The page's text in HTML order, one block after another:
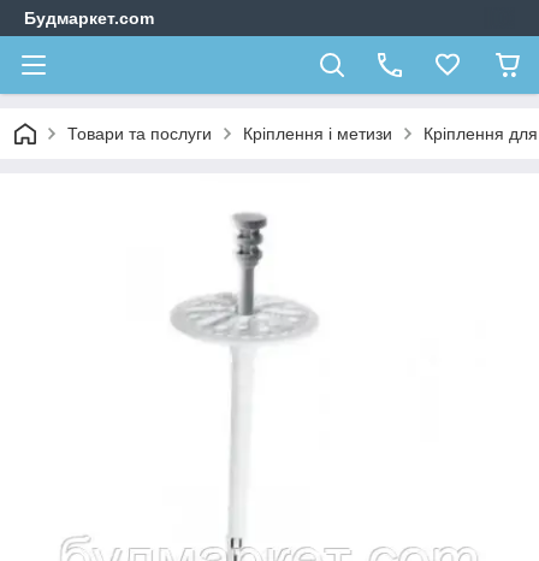
Будмаркет.com
Товари та послуги Кріплення і метизи Кріплення для